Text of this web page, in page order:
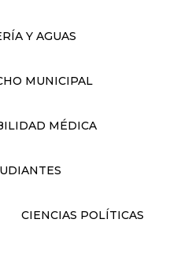
Y AGUAS
MUNICIPAL
MÉDICA
CIENCIAS POLÍTICAS